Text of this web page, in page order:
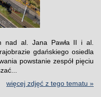
nad al. Jana Pawła II i al.
gdańskiego osiedla
powstanie zespół pięciu
więcej zdjęć z tego tematu »